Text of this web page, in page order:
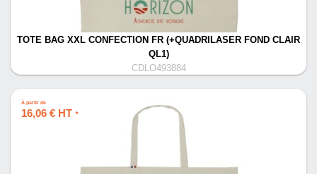
TOTE BAG XXL CONFECTION FR (+QUADRILASER FOND CLAIR
QL1)
CDLO493884
À partir de
16,06 € HT *